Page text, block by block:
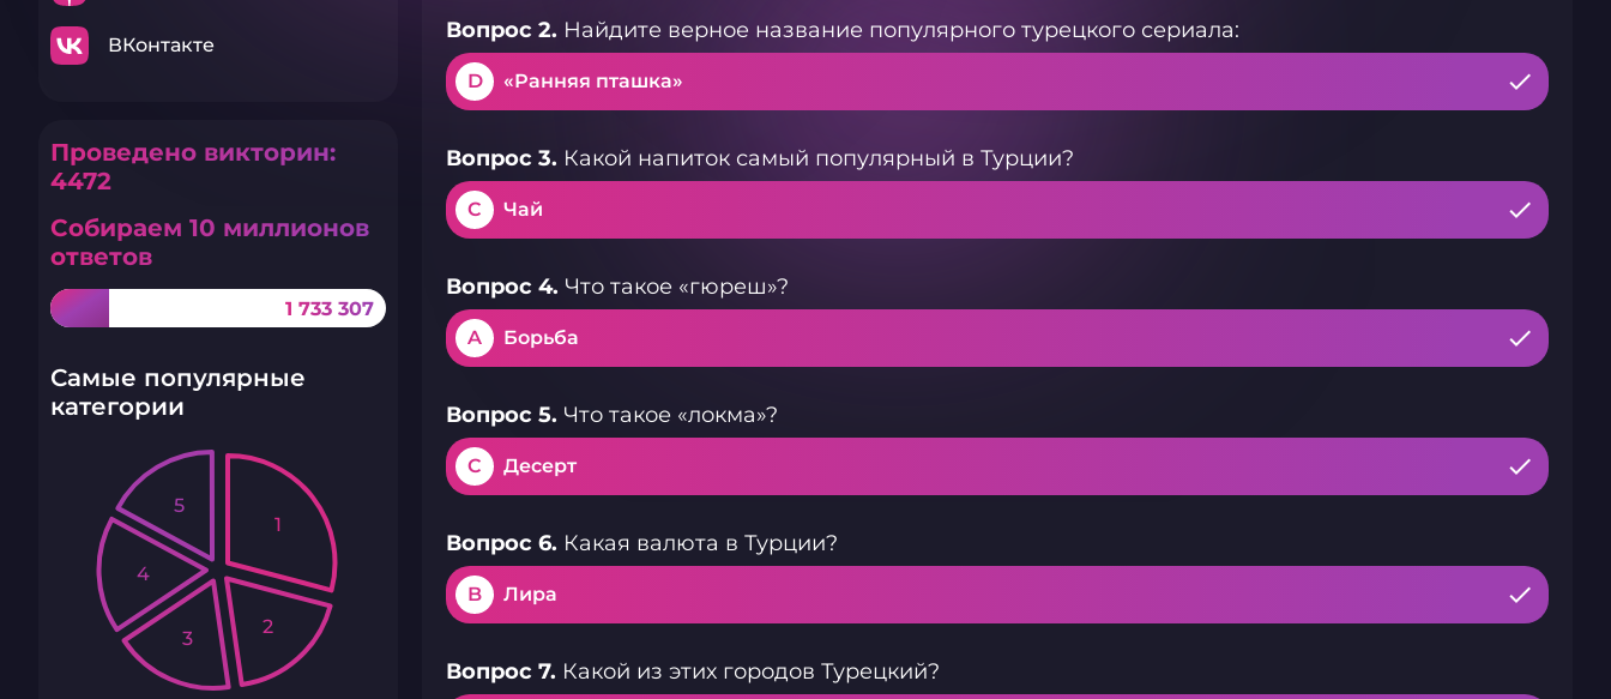
ВКонтакте
Проведено викторин:
4472
Собираем 10 миллионов
ответов
1 733 307
Самые популярные
категории
1
2
3
4
5
Вопрос 2. Найдите верное название популярного турецкого сериала:
D «Ранняя пташка»
Вопрос 3. Какой напиток самый популярный в Турции?
C Чай
Вопрос 4. Что такое «гюреш»?
A Борьба
Вопрос 5. Что такое «локма»?
C Десерт
Вопрос 6. Какая валюта в Турции?
B Лира
Вопрос 7. Какой из этих городов Турецкий?